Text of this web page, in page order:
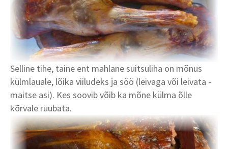
Selline tihe, taine ent mahlane suitsuliha on mõnus
külmlauale, lõika viiludeks ja söö (leivaga või leivata -
maitse asi). Kes soovib võib ka mõne külma õlle
kõrvale rüübata.